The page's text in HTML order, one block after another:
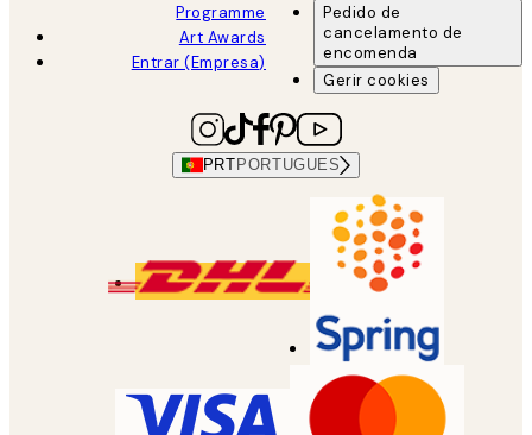
Programme
Art Awards
Entrar (Empresa)
Pedido de
cancelamento de
encomenda
Gerir cookies
PRT PORTUGUES